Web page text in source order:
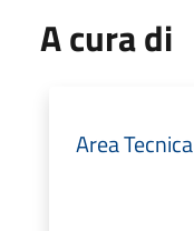
A cura di
Area Tecnica